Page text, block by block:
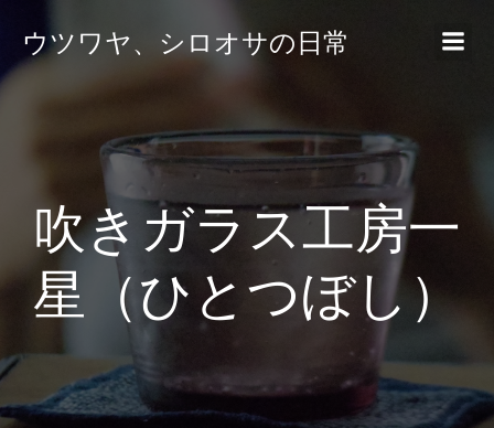
ウツワヤ、シロオサの日常
吹きガラス工房一
星（ひとつぼし）